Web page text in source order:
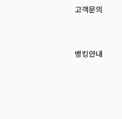
고객문의
뱅킹안내